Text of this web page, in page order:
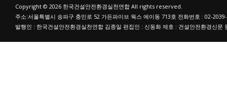
Copyright © 2026 한국건설안전환경실천연합 All rights reserved.
주소:서울특별시 송파구 충민로 52 가든파이브 웍스 에이동 713호 전화번호 : 02-
발행인 : 한국건설안전환경실천연합 김종일 편집인 : 신동화 제호 : 건설안전환경신문